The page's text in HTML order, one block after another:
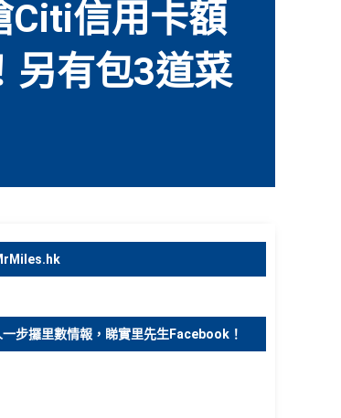
Citi信用卡額
另有包3道菜
步攞里數情報，睇實里先生Facebook！